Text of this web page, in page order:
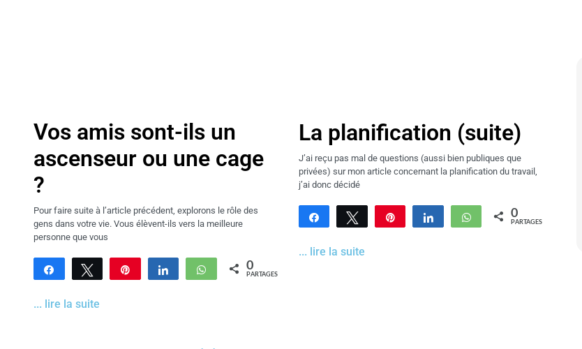
Vos amis sont-ils un
ascenseur ou une cage
?
Pour faire suite à l’article précédent, explorons le rôle des
gens dans votre vie. Vous élèvent-ils vers la meilleure
personne que vous
Partagez Tweetez EnregistrerPartagez WhatsApp
0
PARTAGES
... lire la suite
La planification (suite)
J’ai reçu pas mal de questions (aussi bien publiques que
privées) sur mon article concernant la planification du travail,
j’ai donc décidé
Partagez Tweetez EnregistrerPartagez WhatsApp
0
PARTAGES
... lire la suite